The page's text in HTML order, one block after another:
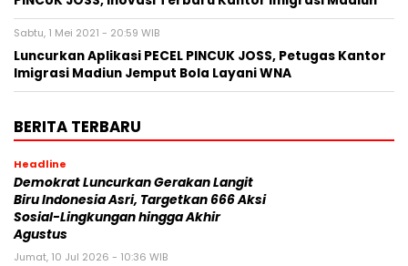
Sabtu, 1 Mei 2021 - 20:59 WIB
Luncurkan Aplikasi PECEL PINCUK JOSS, Petugas Kantor
Imigrasi Madiun Jemput Bola Layani WNA
BERITA TERBARU
Headline
Demokrat Luncurkan Gerakan Langit
Biru Indonesia Asri, Targetkan 666 Aksi
Sosial-Lingkungan hingga Akhir
Agustus
Jumat, 10 Jul 2026 - 10:36 WIB